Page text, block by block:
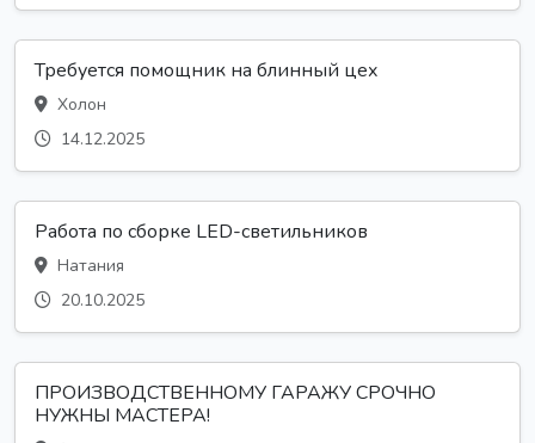
Требуется помощник на блинный цех
Холон
14.12.2025
Работа по сборке LED-светильников
Натания
20.10.2025
ПРОИЗВОДСТВЕННОМУ ГАРАЖУ СРОЧНО
НУЖНЫ МАСТЕРА!